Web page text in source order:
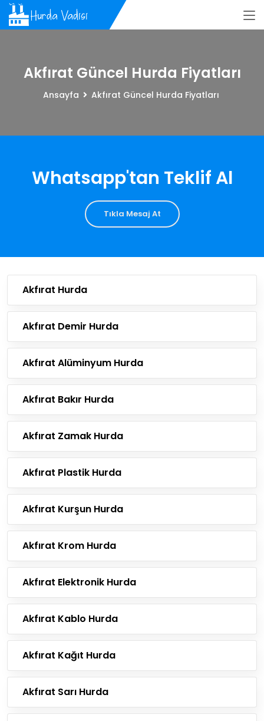
Akfırat Güncel Hurda Fiyatları
Ansayfa Akfırat Güncel Hurda Fiyatları
Whatsapp'tan Teklif Al
Tıkla Mesaj At
Akfırat Hurda
Akfırat Demir Hurda
Akfırat Alüminyum Hurda
Akfırat Bakır Hurda
Akfırat Zamak Hurda
Akfırat Plastik Hurda
Akfırat Kurşun Hurda
Akfırat Krom Hurda
Akfırat Elektronik Hurda
Akfırat Kablo Hurda
Akfırat Kağıt Hurda
Akfırat Sarı Hurda